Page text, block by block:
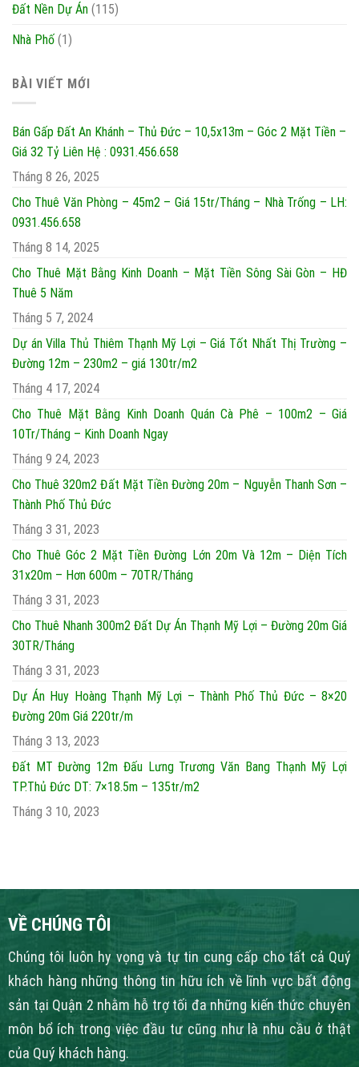
Đất Nền Dự Án (115)
Nhà Phố (1)
BÀI VIẾT MỚI
Bán Gấp Đất An Khánh – Thủ Đức – 10,5x13m – Góc 2 Mặt Tiền –
Giá 32 Tỷ Liên Hệ : 0931.456.658
Tháng 8 26, 2025
Cho Thuê Văn Phòng – 45m2 – Giá 15tr/Tháng – Nhà Trống – LH:
0931.456.658
Tháng 8 14, 2025
Cho Thuê Mặt Bằng Kinh Doanh – Mặt Tiền Sông Sài Gòn – HĐ
Thuê 5 Năm
Tháng 5 7, 2024
Dự án Villa Thủ Thiêm Thạnh Mỹ Lợi – Giá Tốt Nhất Thị Trường –
Đường 12m – 230m2 – giá 130tr/m2
Tháng 4 17, 2024
Cho Thuê Mặt Bằng Kinh Doanh Quán Cà Phê – 100m2 – Giá
10Tr/Tháng – Kinh Doanh Ngay
Tháng 9 24, 2023
Cho Thuê 320m2 Đất Mặt Tiền Đường 20m – Nguyễn Thanh Sơn –
Thành Phố Thủ Đức
Tháng 3 31, 2023
Cho Thuê Góc 2 Mặt Tiền Đường Lớn 20m Và 12m – Diện Tích
31x20m – Hơn 600m – 70TR/Tháng
Tháng 3 31, 2023
Cho Thuê Nhanh 300m2 Đất Dự Án Thạnh Mỹ Lợi – Đường 20m Giá
30TR/Tháng
Tháng 3 31, 2023
Dự Án Huy Hoàng Thạnh Mỹ Lợi – Thành Phố Thủ Đức – 8×20
Đường 20m Giá 220tr/m
Tháng 3 13, 2023
Đất MT Đường 12m Đấu Lưng Trương Văn Bang Thạnh Mỹ Lợi
TP.Thủ Đức DT: 7×18.5m – 135tr/m2
Tháng 3 10, 2023
VỀ CHÚNG TÔI
Chúng tôi luôn hy vọng và tự tin cung cấp cho tất cả Quý
khách hàng những thông tin hữu ích về lĩnh vực bất động
sản tại Quận 2 nhằm hỗ trợ tối đa những kiến thức chuyên
môn bổ ích trong việc đầu tư cũng như là nhu cầu ở thật
của Quý khách hàng.